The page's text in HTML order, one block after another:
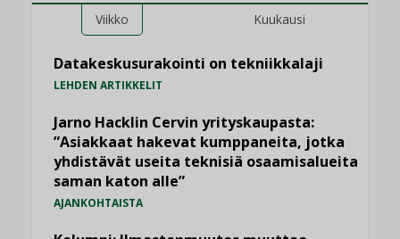
Viikko Kuukausi
Datakeskusurakointi on tekniikkalaji
LEHDEN ARTIKKELIT
Jarno Hacklin Cervin yrityskaupasta:
”Asiakkaat hakevat kumppaneita, jotka
yhdistävät useita teknisiä osaamisalueita
saman katon alle”
AJANKOHTAISTA